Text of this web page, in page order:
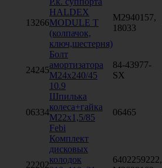
13266
HALDEX
MODULE T
(колпачок,
ключ,шестерня)
M2940157,
18033
24245
Болт
амортизатора
M24x240/45
10.9
84-43977-
SX
06334
Шпилька
колеса+гайка
М22х1,5/85
Febi
06465
22202
Комплект
дисковых
колодок
6402259222,